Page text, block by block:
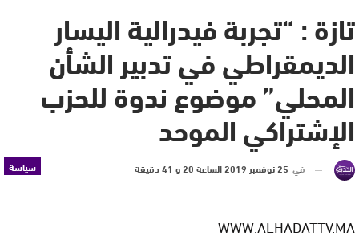
تازة : “تجربة فيدرالية اليسار
الديمقراطي في تدبير الشأن
المحلي” موضوع ندوة للحزب
الإشتراكي الموحد
سياسة في 25 نوفمبر 2019 الساعة 20 و 41 دقيقة
WWW.ALHADATTV.MA